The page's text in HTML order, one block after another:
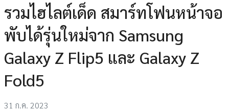
รวมไฮไลต์เด็ด สมาร์ทโฟนหน้าจอ
พับได้รุ่นใหม่จาก Samsung
Galaxy Z Flip5 และ Galaxy Z
Fold5
31 ก.ค. 2023